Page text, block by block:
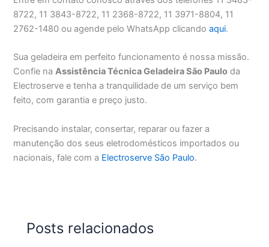
8722, 11 3843-8722, 11 2368-8722, 11 3971-8804, 11
2762-1480 ou agende pelo WhatsApp clicandoaqui.
Sua geladeira em perfeito funcionamento é nossa missão.
Confie naAssistência Técnica Geladeira São Paulo da
Electroserve e tenha a tranquilidade de um serviço bem
feito, com garantia e preço justo.
Precisando instalar, consertar, reparar ou fazer a
manutenção dos seus eletrodomésticos importados ou
nacionais, fale com a Electroserve São Paulo.
Posts relacionados